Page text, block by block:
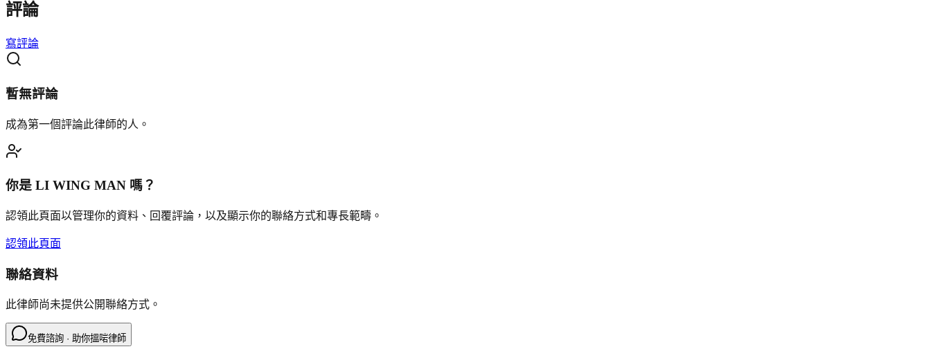
評論
寫評論
暫無評論
成為第一個評論此律師的人。
你是 LI WING MAN 嗎？
認領此頁面以管理你的資料、回覆評論，以及顯示你的聯絡方式和專長範疇。
認領此頁面
聯絡資料
此律師尚未提供公開聯絡方式。
免費諮詢 · 助你搵啱律師